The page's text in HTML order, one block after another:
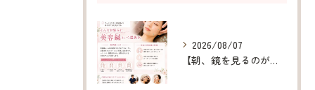
2026/08/07
【朝、鏡を見るのが楽しみになる美容鍼】